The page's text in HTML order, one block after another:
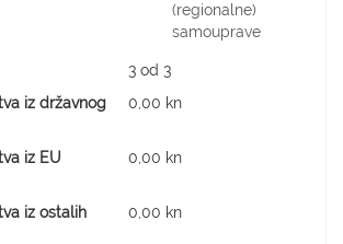
(regionalne)
samouprave
3 od 3
iz državnog
0,00 kn
iz EU
0,00 kn
iz ostalih
0,00 kn